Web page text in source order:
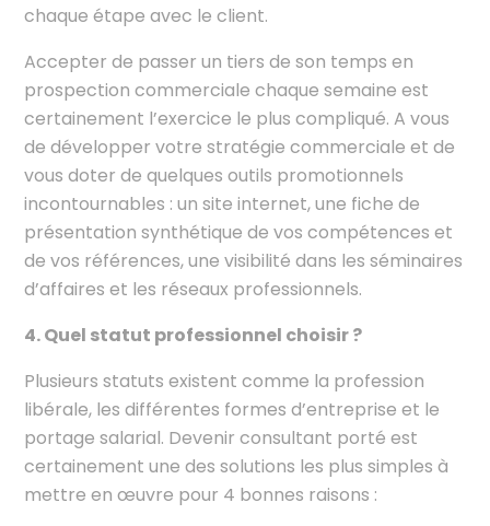
chaque étape avec le client.
Accepter de passer un tiers de son temps en
prospection commerciale chaque semaine est
certainement l’exercice le plus compliqué. A vous
de développer votre stratégie commerciale et de
vous doter de quelques outils promotionnels
incontournables : un site internet, une fiche de
présentation synthétique de vos compétences et
de vos références, une visibilité dans les séminaires
d’affaires et les réseaux professionnels.
4. Quel statut professionnel choisir ?
Plusieurs statuts existent comme la profession
libérale, les différentes formes d’entreprise et le
portage salarial. Devenir consultant porté est
certainement une des solutions les plus simples à
mettre en œuvre pour 4 bonnes raisons :